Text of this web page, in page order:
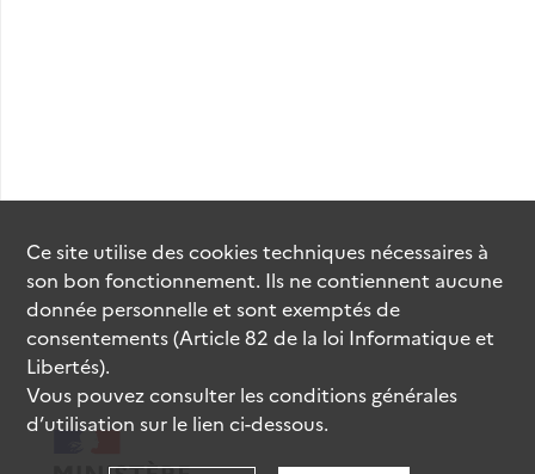
Ce site utilise descookiestechniques nécessaires à
son bon fonctionnement. Ils ne contiennent aucune
donnée personnelle et sont exemptés de
consentements (Article 82 de la loi Informatique et
Libertés).
Vous pouvez consulter les conditions générales
d’utilisation sur le lien ci-dessous.